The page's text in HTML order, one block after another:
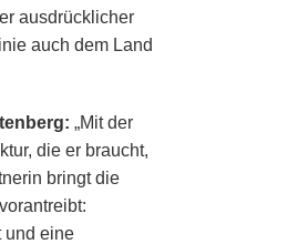
ausdrücklicher
auch dem Land
„Mit der
die er braucht,
bringt die
und eine